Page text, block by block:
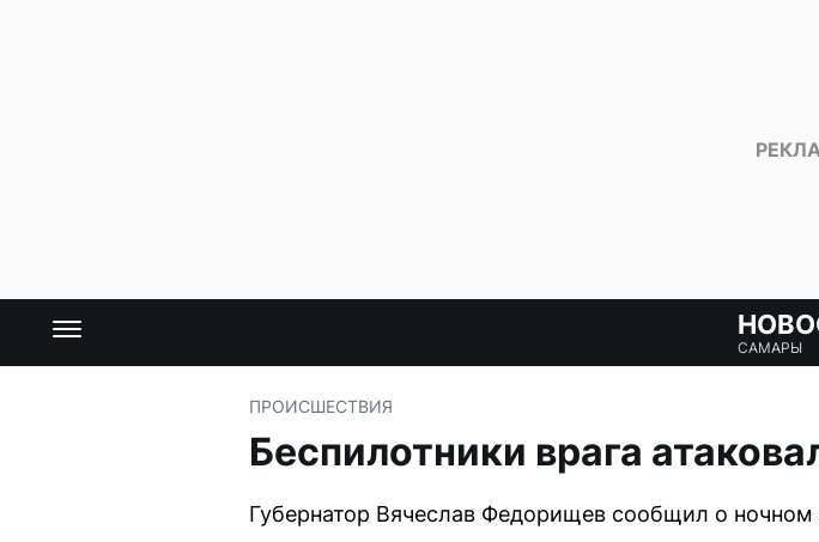
САМАРЫ
ПРОИСШЕСТВИЯ
Беспилотники врага
Губернатор Вячеслав Федорищев сообщил о